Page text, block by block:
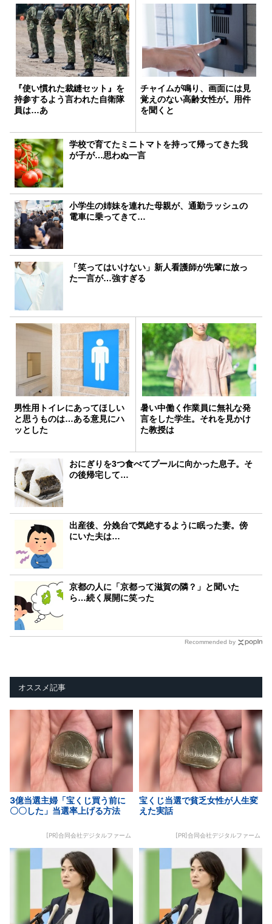
『使い慣れた裁縫セット』を
持参するよう言われた自衛隊
員は…あ
チャイムが鳴り、画面には見
覚えのない高齢女性が。用件
を聞くと
学校で育てたミニトマトを持って帰ってきた我
が子が…思わぬ一言
小学生の姉妹を連れた母親が、通勤ラッシュの
電車に乗ってきて…
「笑ってはいけない」新人看護師が先輩に放っ
た一言が…強すぎる
男性用トイレにあってほしい
と思うものは…ある意見にハ
ッとした
暑い中働く作業員に無礼な発
言をした学生。それを見かけ
た教授は
おにぎりを3つ食べてプールに向かった息子。そ
の後帰宅して…
出産後、分娩台で気絶するように眠った妻。傍
にいた夫は…
京都の人に「京都って滋賀の隣？」と聞いた
ら…続く展開に笑った
Recommended by
オススメ記事
3億当選主婦「宝くじ買う前に
〇〇した」当選率上げる方法
[PR]合同会社デジタルファーム
宝くじ当選で貧乏女性が人生変
えた実話
[PR]合同会社デジタルファーム